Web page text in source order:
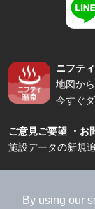
By using our
ニフテ
地図か
今すぐ
ご意見ご要望 ・お
施設データの新規
加盟店